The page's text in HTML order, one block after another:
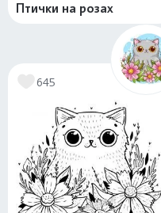
Птички на розах
645